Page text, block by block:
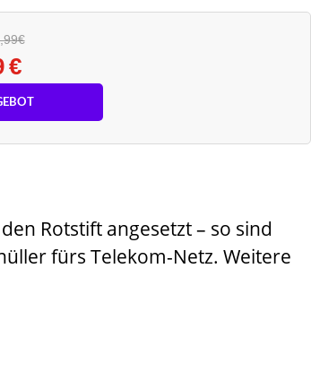
€
Rotstift angesetzt – so sind
fürs Telekom-Netz. Weitere